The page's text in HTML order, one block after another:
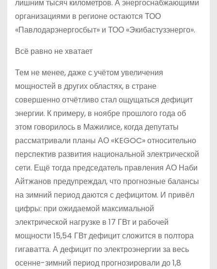
лишним тысяч километров. А энергоснабжающими
организациями в регионе остаются ТОО
«Павлодарэнергосбыт» и ТОО «Экибастузэнерго».
Всё равно не хватает
Тем не менее, даже с учётом увеличения
мощностей в других областях, в стране
совершенно отчётливо стал ощущаться дефицит
энергии. К примеру, в ноябре прошлого года об
этом говорилось в Мажилисе, когда депутаты
рассматривали планы АО «KEGOC» относительно
перспектив развития национальной электрической
сети. Ещё тогда председатель правления АО Наби
Айтжанов предупреждал, что прогнозные балансы
на зимний период даются с дефицитом. И привёл
цифры: при ожидаемой максимальной
электрической нагрузке в 17 ГВт и рабочей
мощности 15,54 ГВт дефицит сложится в полтора
гигаватта. А дефицит по электроэнергии за весь
осенне-зимний период прогнозировали до 1,8